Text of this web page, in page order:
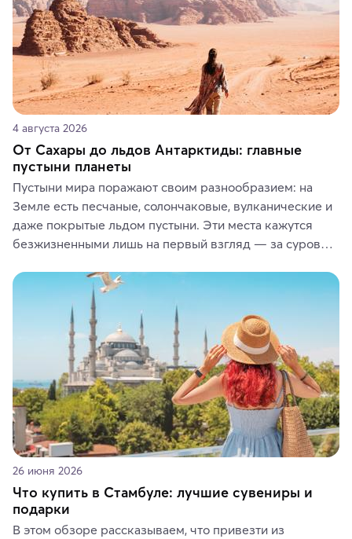
4 августа 2026
От Сахары до льдов Антарктиды: главные
пустыни планеты
Пустыни мира поражают своим разнообразием: на
Земле есть песчаные, солончаковые, вулканические и
даже покрытые льдом пустыни. Эти места кажутся
безжизненными лишь на первый взгляд — за суровой
животные и маршруты, которые дарят одни из самых
ярких впечатлений от путешествий.
26 июня 2026
Что купить в Стамбуле: лучшие сувениры и
подарки
В этом обзоре рассказываем, что привезти из